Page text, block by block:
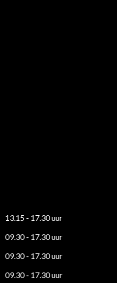
13.15 - 17.30 uur
09.30 - 17.30 uur
09.30 - 17.30 uur
09.30 - 17.30 uur